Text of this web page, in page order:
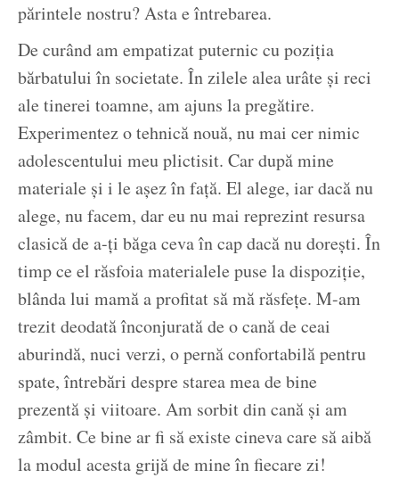
părintele nostru? Asta e întrebarea.
De curând am empatizat puternic cu poziția
bărbatului în societate. În zilele alea urâte și reci
ale tinerei toamne, am ajuns la pregătire.
Experimentez o tehnică nouă, nu mai cer nimic
adolescentului meu plictisit. Car după mine
materiale și i le așez în față. El alege, iar dacă nu
alege, nu facem, dar eu nu mai reprezint resursa
clasică de a-ți băga ceva în cap dacă nu dorești. În
timp ce el răsfoia materialele puse la dispoziție,
blânda lui mamă a profitat să mă răsfețe. M-am
trezit deodată înconjurată de o cană de ceai
aburindă, nuci verzi, o pernă confortabilă pentru
spate, întrebări despre starea mea de bine
prezentă și viitoare. Am sorbit din cană și am
zâmbit. Ce bine ar fi să existe cineva care să aibă
la modul acesta grijă de mine în fiecare zi!